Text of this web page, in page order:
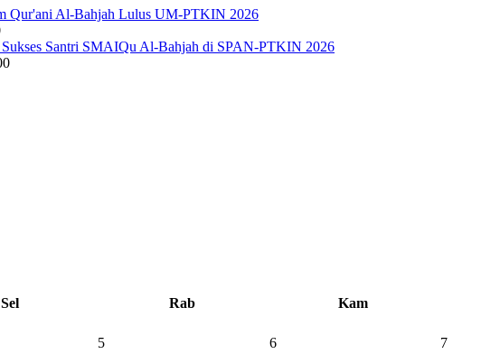
Qur'ani Al-Bahjah Lulus UM-PTKIN 2026
Sukses Santri SMAIQu Al-Bahjah di SPAN-PTKIN 2026
Sel Rab Kam
5 6 7